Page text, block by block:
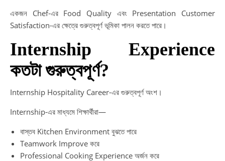
একজন Chef-এর Food Quality এবং Presentation Customer
Satisfaction-এর ক্ষেত্রে গুরুত্বপূর্ণ ভূমিকা পালন করতে পারে।
Internship Experience
কতটা গুরুত্বপূর্ণ?
Internship Hospitality Career-এর গুরুত্বপূর্ণ অংশ।
Internship-এর মাধ্যমে শিক্ষার্থীরা—
বাস্তব Kitchen Environment বুঝতে পারে
Teamwork Improve করে
Professional Cooking Experience অর্জন করে